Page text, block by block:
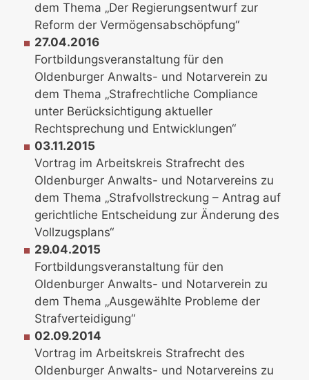
dem Thema „Der Regierungsentwurf zur
Reform der Vermögensabschöpfung“
27.04.2016
Fortbildungsveranstaltung für den
Oldenburger Anwalts- und Notarverein zu
dem Thema „Strafrechtliche Compliance
unter Berücksichtigung aktueller
Rechtsprechung und Entwicklungen“
03.11.2015
Vortrag im Arbeitskreis Strafrecht des
Oldenburger Anwalts- und Notarvereins zu
dem Thema „Strafvollstreckung – Antrag auf
gerichtliche Entscheidung zur Änderung des
Vollzugsplans“
29.04.2015
Fortbildungsveranstaltung für den
Oldenburger Anwalts- und Notarverein zu
dem Thema „Ausgewählte Probleme der
Strafverteidigung“
02.09.2014
Vortrag im Arbeitskreis Strafrecht des
Oldenburger Anwalts- und Notarvereins zu